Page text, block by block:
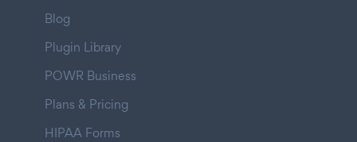
Blog
Plugin Library
POWR Business
Plans & Pricing
HIPAA Forms